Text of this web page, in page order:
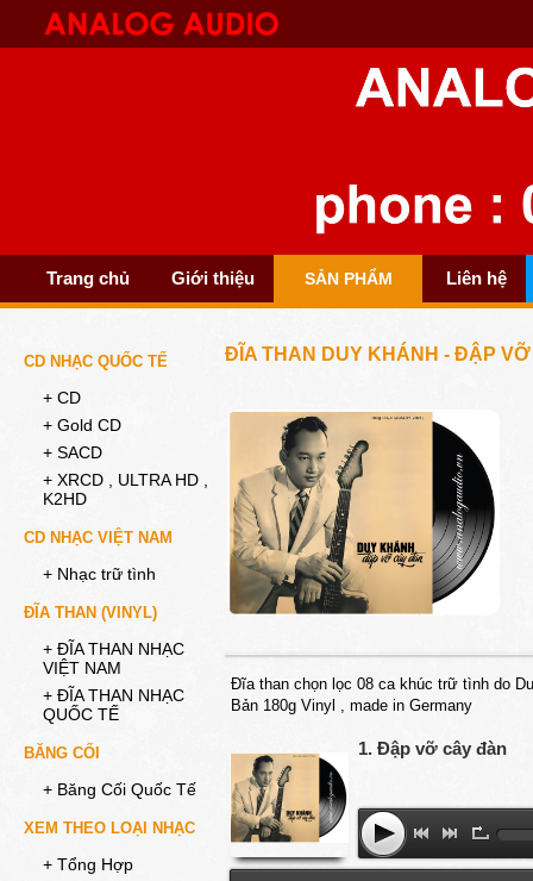
Trang chủ Giới thiệu SẢN PHẨM Liên hệ
CD NHẠC QUỐC TẾ
+ CD
+ Gold CD
+ SACD
+ XRCD , ULTRA HD ,
K2HD
CD NHẠC VIỆT NAM
+ Nhạc trữ tình
ĐĨA THAN (VINYL)
+ ĐĨA THAN NHẠC
VIỆT NAM
+ ĐĨA THAN NHẠC
QUỐC TẾ
BĂNG CỐI
+ Băng Cối Quốc Tế
XEM THEO LOẠI NHẠC
+ Tổng Hợp
ĐĨA THAN DUY KHÁNH - ĐẬP
Đĩa than chọn lọc 08 ca khúc trữ tình do
Bản 180g Vinyl , made in Germany
1. Đập vỡ cây đàn